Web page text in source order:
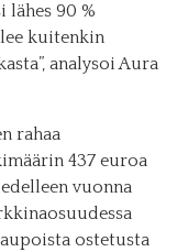
lähes 90 %
kuitenkin
analysoi Aura
rahaa
437 euroa
vuonna
ostetusta